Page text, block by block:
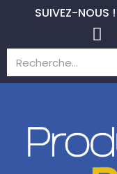
SUIVEZ-NOUS !